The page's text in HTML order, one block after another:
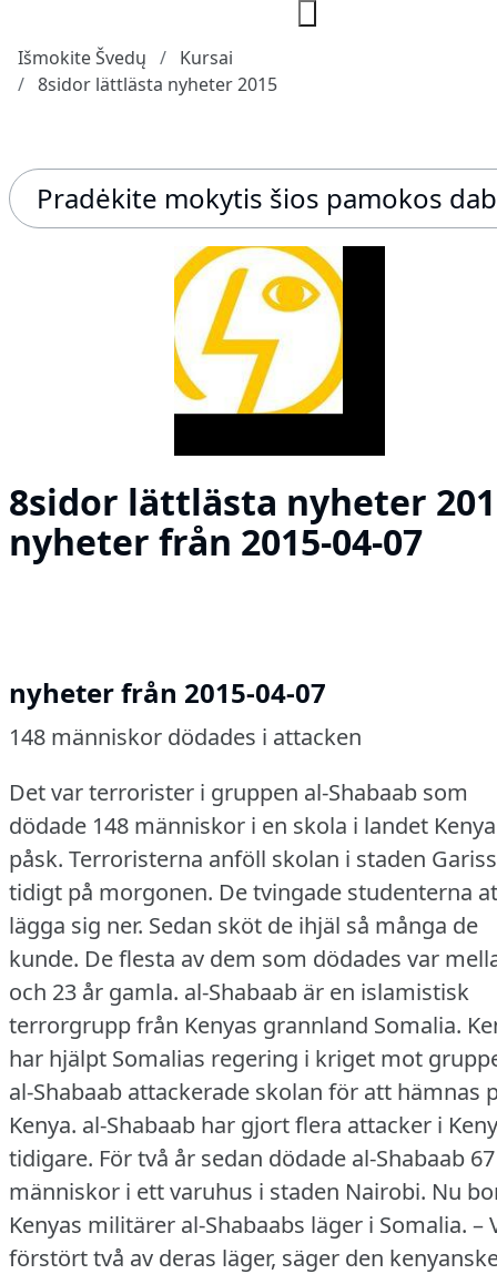
Išmokite Švedų
Kursai
8sidor lättlästa nyheter 2015
Pradėkite mokytis šios pamokos
8sidor lättlästa nyheter
nyheter från 2015-04-07
nyheter från 2015-04-07
148 människor dödades i attacken
Det var terrorister i gruppen al-Shabaab som
dödade 148 människor i en skola i landet
påsk. Terroristerna anföll skolan i staden
tidigt på morgonen. De tvingade studenterna
lägga sig ner. Sedan sköt de ihjäl så många de
kunde. De flesta av dem som dödades var
och 23 år gamla. al-Shabaab är en islamistisk
terrorgrupp från Kenyas grannland Somalia.
har hjälpt Somalias regering i kriget mot
al-Shabaab attackerade skolan för att hämnas
Kenya. al-Shabaab har gjort flera attacker i
tidigare. För två år sedan dödade al-Shabaab 67
människor i ett varuhus i staden Nairobi. Nu
Kenyas militärer al-Shabaabs läger i Somalia. –
förstört två av deras läger, säger den